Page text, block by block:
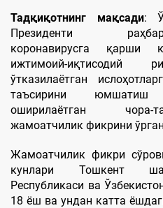
Тадқиқотнинг мақсади:
Президенти
коронавирусга қарши
ижтимоий-иқтисодий
ўтказилаётган
таъсирини
оширилаётган чора-
жамоатчилик фикрини
Жамоатчилик фикри
кунлари Тошкент
Республикаси ва
18 ёш ва ундан катта